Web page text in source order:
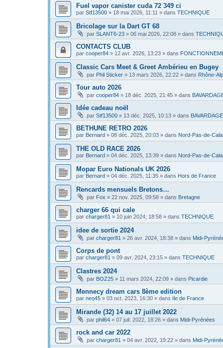
Fuel vapor canister cuda 72 349 ci
par Stf13500 » 18 mai 2026, 11:11 » dans TECHNIQUE
Bricolage sur la Dart GT 68
par SLANT6-23 » 06 mai 2026, 22:08 » dans
CONTACTS CLUB
par cooper84 » 12 avr. 2026, 13:23 » dans
Classic Cars Meet & Greet Ambérieu en Bugey
par Phil Sticker » 13 mars 2026, 22:22 » dans Rhône-
Tour auto 2026
par cooper84 » 18 déc. 2025, 21:45 » dans
Idée cadeau noël
par Stf13500 » 13 déc. 2025, 10:13 » dans
BETHUNE RETRO 2026
par Bernard » 08 déc. 2025, 20:03 » dans Nord-Pas-de-
THE OLD RACE 2026
par Bernard » 04 déc. 2025, 13:39 » dans Nord-Pas-de-
Mopar Euro Nationals UK 2026
par Bernard » 04 déc. 2025, 11:35 » dans Hors de France
Rencards mensuels Bretons…
par Fox » 22 nov. 2025, 09:58 » dans Bretagne
charger 66 qui cale
par charger81 » 10 juin 2024, 18:58 » dans TECHNIQUE
idee de sortie 2024
par charger81 » 26 avr. 2024, 18:38 » dans Midi-
Corps de pont
par charger81 » 09 avr. 2024, 23:15 » dans TECHNIQUE
Clastres 2024
par BOZ25 » 11 mars 2024, 22:09 » dans Picardie
Mennecy dream cars 8ème edition
par neo45 » 03 oct. 2023, 16:30 » dans Ile de France
Mirande (32) 14 au 17 juillet 2022
par phil64 » 07 juil. 2022, 18:26 » dans Midi-Pyrénées
rock and car 2022
par charger81 » 04 avr. 2022, 19:22 » dans Midi-